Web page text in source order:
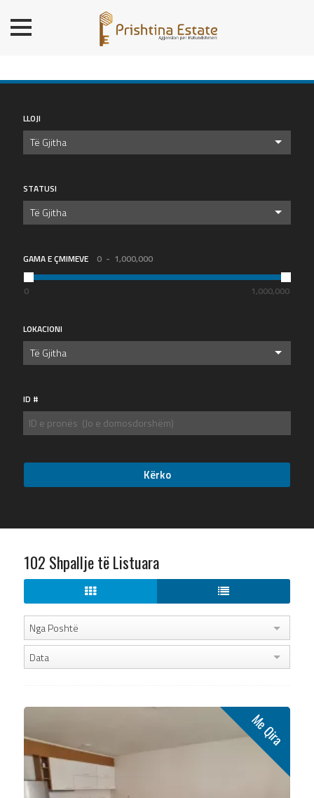
TROJE
OBJ. AFARISTE/DEPO
PREMIUM
KONTAKT
LLOJI
Të Gjitha
STATUSI
Të Gjitha
GAMA E ÇMIMEVE 0 1,000,000
0 1,000,000
LOKACIONI
Të Gjitha
ID #
102 Shpallje të Listuara
Nga Poshtë
Data
Me Qira